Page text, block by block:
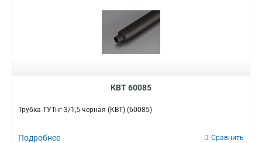
КВТ 60085
Трубка ТУТнг-3/1,5 черная (КВТ) (60085)
Подробнее Сравнить